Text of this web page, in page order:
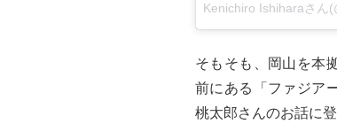
Kenichiro Ishiharaさん
そもそも、岡山を本
前にある「ファジア
桃太郎さんのお話に